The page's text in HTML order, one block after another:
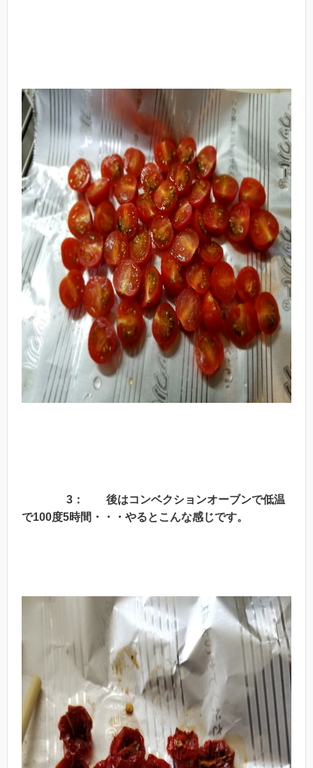
3： 後はコンベクションオーブンで低温
で100度5時間・・・やるとこんな感じです。